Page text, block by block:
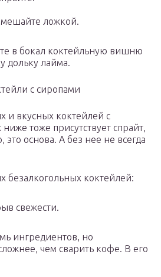
ложкой.
в бокал коктейльную вишню
дольку лайма.
с сиропами
и вкусных коктейлей с
тоже присутствует спрайт,
это основа. А без нее не всегда
безалкогольных коктейлей:
свежести.
ингредиентов, но
чем сварить кофе. В его